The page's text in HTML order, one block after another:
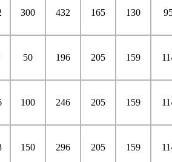
300 432 165 130
50 196 205 159
100 246 205 159
150 296 205 159